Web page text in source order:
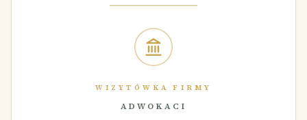
WIZYTÓWKA FIRMY
ADWOKACI